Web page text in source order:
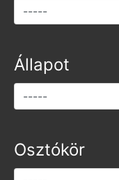
Állapot
Osztókör